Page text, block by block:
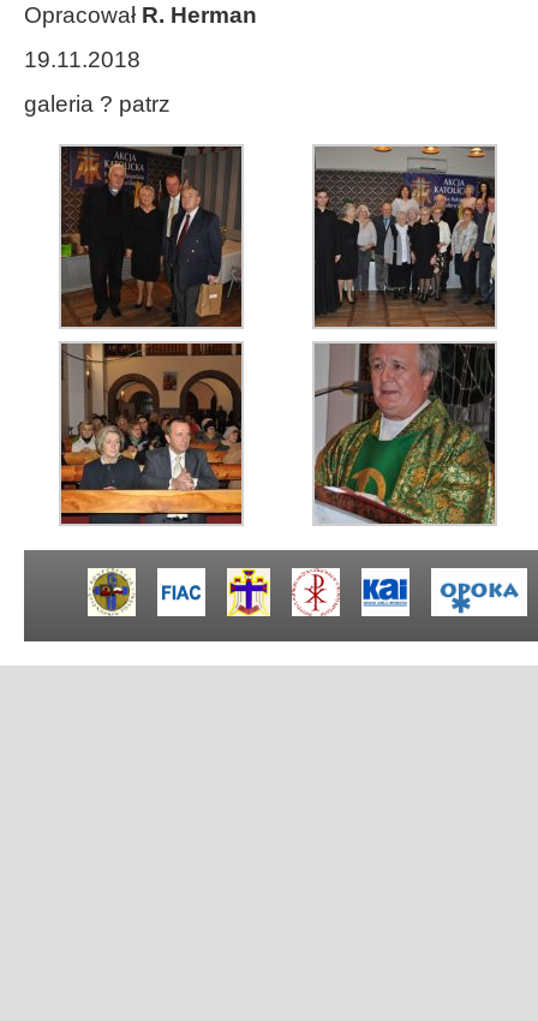
Opracował R. Herman
19.11.2018
galeria ? patrz